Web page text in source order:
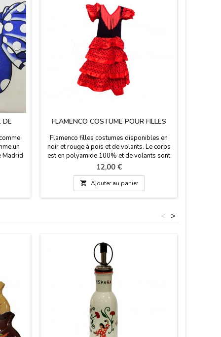
DE
un
Madrid
FLAMENCO COSTUME POUR FILLES
Flamenco filles costumes disponibles en
noir et rouge à pois et de volants. Le corps
est en polyamide 100% et de volants sont
en polyester 100%. Nous recommandons
de laver en fer froid à pas plus de 30 ºC.Le
costume flamenco est disponible en deux
couleurs et huit tailles différentes de 0 mois
à 14 ans.
Prix
12,00 €
 Ajouter au panier
>
<